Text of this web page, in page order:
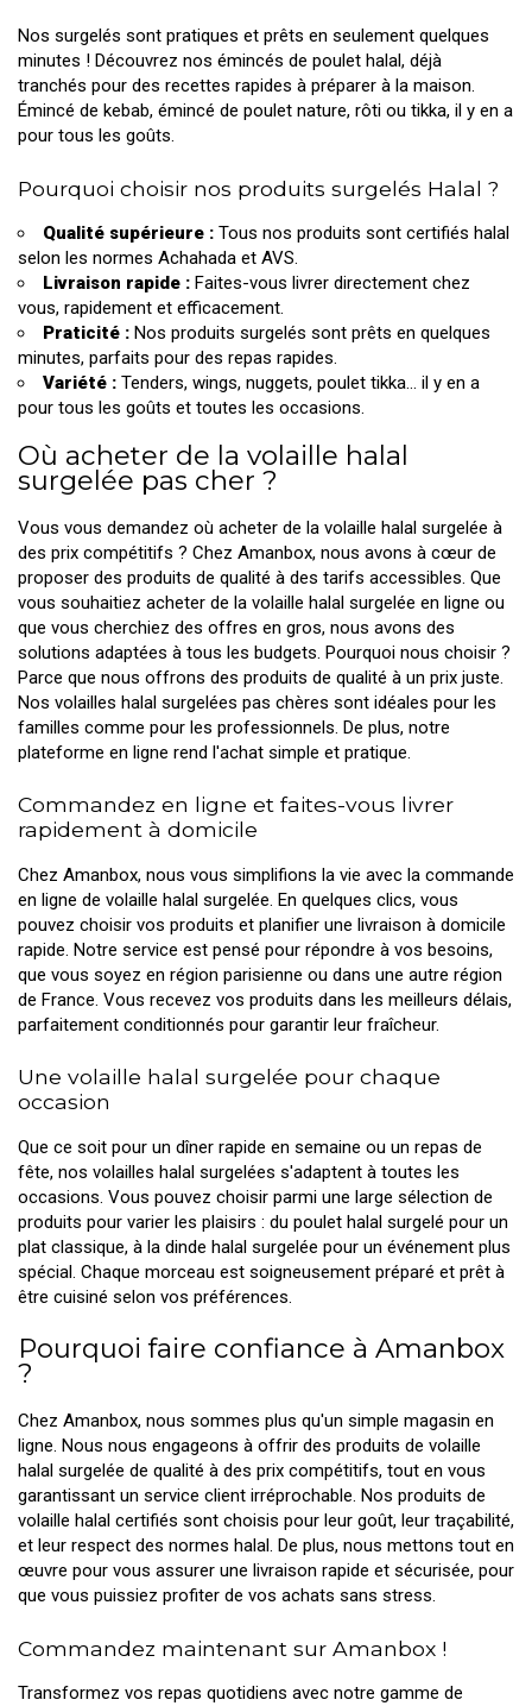
Nos surgelés sont pratiques et prêts en seulement quelques
minutes ! Découvrez nos émincés de poulet halal, déjà
tranchés pour des recettes rapides à préparer à la maison.
Émincé de kebab, émincé de poulet nature, rôti ou tikka, il y en a
pour tous les goûts.
Pourquoi choisir nos produits surgelés Halal ?
Qualité supérieure : Tous nos produits sont certifiés halal
selon les normes Achahada et AVS.
Livraison rapide : Faites-vous livrer directement chez
vous, rapidement et efficacement.
Praticité : Nos produits surgelés sont prêts en quelques
minutes, parfaits pour des repas rapides.
Variété : Tenders, wings, nuggets, poulet tikka... il y en a
pour tous les goûts et toutes les occasions.
Où acheter de la volaille halal
surgelée pas cher ?
Vous vous demandez où acheter de la volaille halal surgelée à
des prix compétitifs ? Chez Amanbox, nous avons à cœur de
proposer des produits de qualité à des tarifs accessibles. Que
vous souhaitiez acheter de la volaille halal surgelée en ligne ou
que vous cherchiez des offres en gros, nous avons des
solutions adaptées à tous les budgets. Pourquoi nous choisir ?
Parce que nous offrons des produits de qualité à un prix juste.
Nos volailles halal surgelées pas chères sont idéales pour les
familles comme pour les professionnels. De plus, notre
plateforme en ligne rend l'achat simple et pratique.
Commandez en ligne et faites-vous livrer
rapidement à domicile
Chez Amanbox, nous vous simplifions la vie avec la commande
en ligne de volaille halal surgelée. En quelques clics, vous
pouvez choisir vos produits et planifier une livraison à domicile
rapide. Notre service est pensé pour répondre à vos besoins,
que vous soyez en région parisienne ou dans une autre région
de France. Vous recevez vos produits dans les meilleurs délais,
parfaitement conditionnés pour garantir leur fraîcheur.
Une volaille halal surgelée pour chaque
occasion
Que ce soit pour un dîner rapide en semaine ou un repas de
fête, nos volailles halal surgelées s'adaptent à toutes les
occasions. Vous pouvez choisir parmi une large sélection de
produits pour varier les plaisirs : du poulet halal surgelé pour un
plat classique, à la dinde halal surgelée pour un événement plus
spécial. Chaque morceau est soigneusement préparé et prêt à
être cuisiné selon vos préférences.
Pourquoi faire confiance à Amanbox
?
Chez Amanbox, nous sommes plus qu'un simple magasin en
ligne. Nous nous engageons à offrir des produits de volaille
halal surgelée de qualité à des prix compétitifs, tout en vous
garantissant un service client irréprochable. Nos produits de
volaille halal certifiés sont choisis pour leur goût, leur traçabilité,
et leur respect des normes halal. De plus, nous mettons tout en
œuvre pour vous assurer une livraison rapide et sécurisée, pour
que vous puissiez profiter de vos achats sans stress.
Commandez maintenant sur Amanbox !
Transformez vos repas quotidiens avec notre gamme de